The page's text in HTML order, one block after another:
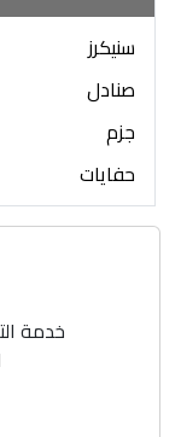
سنيكرز
صنادل
جزم
حفايات
خدمة